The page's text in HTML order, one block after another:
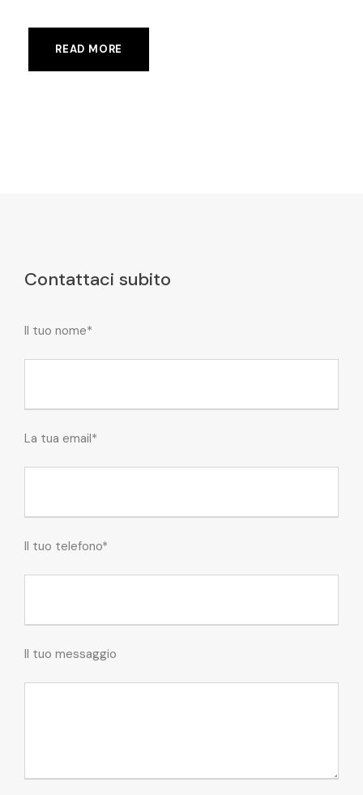
READ MORE
Contattaci subito
Il tuo nome*
La tua email*
Il tuo telefono*
Il tuo messaggio